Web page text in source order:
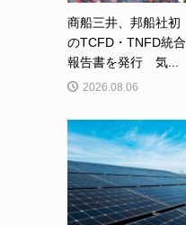
商船三井、邦船社初
のTCFD・TNFD統合
報告書を発行 気...
2026.08.06